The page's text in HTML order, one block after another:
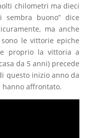
chilometri ma dieci
buono” dice
ma anche
le vittorie epiche
proprio la vittoria a
da 5 anni) precede
questo inizio anno da
hanno affrontato.